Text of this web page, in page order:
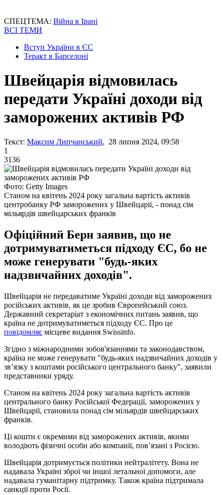
СПЕЦТЕМА: Війна в Ірані
ВСІ ТЕМИ
Вступ України в ЄС
Теракт в Барселоні
Швейцарія відмовилась
передати Україні доходи від
заморожених активів РФ
Текст: Максим Липчанський, 28 липня 2024, 09:58
1
3136
Фото: Getty Images
Станом на квітень 2024 року загальна вартість активів
центробанку РФ заморожених у Швейцарії, - понад сім
мільярдів швейцарських франків
Офіційний Берн заявив, що не
дотримуватиметься підходу ЄС, бо не
може генерувати "будь-яких
надзвичайних доходів".
Швейцарія не передаватиме Україні доходи від заморожених
російських активів, як це зробив Європейський союз.
Державний секретаріат з економічних питань заявив, що
країна не дотримуватиметься підходу ЄС. Про це
повідомляє місцеве видання Swissinfo.
Згідно з міжнародними зобов'язаннями та законодавством,
країна не може генерувати "будь-яких надзвичайних доходів у
зв’язку з коштами російського центрального банку", заявили
представники уряду.
Станом на квітень 2024 року загальна вартість активів
центрального банку Російської Федерації, заморожених у
Швейцарії, становила понад сім мільярдів швейцарських
франків.
Ці кошти є окремими від заморожених активів, якими
володіють фізичні особи або компанії, пов’язані з Росією.
Швейцарія дотримується політики нейтралітету. Вона не
надавала Україні зброї чи іншої летальної допомоги, але
надавала гуманітарну підтримку. Також країна підтримала
санкції проти Росії.